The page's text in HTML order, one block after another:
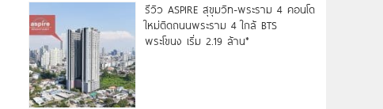
รีวิว ASPIRE สุขุมวิท-พระราม 4 คอนโด
ใหม่ติดถนนพระราม 4 ใกล้ BTS
พระโขนง เริ่ม 2.19 ล้าน*